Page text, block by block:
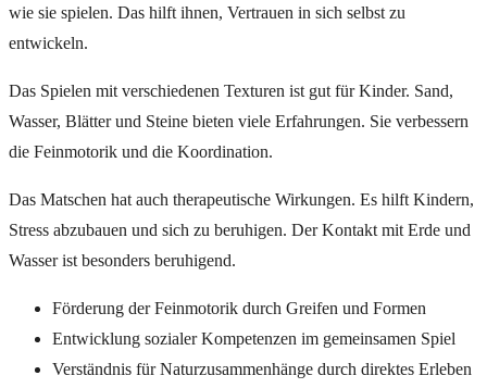
wie sie spielen. Das hilft ihnen, Vertrauen in sich selbst zu
entwickeln.
Das Spielen mit verschiedenen Texturen ist gut für Kinder. Sand,
Wasser, Blätter und Steine bieten viele Erfahrungen. Sie verbessern
die Feinmotorik und die Koordination.
Das Matschen hat auch therapeutische Wirkungen. Es hilft Kindern,
Stress abzubauen und sich zu beruhigen. Der Kontakt mit Erde und
Wasser ist besonders beruhigend.
Förderung der Feinmotorik durch Greifen und Formen
Entwicklung sozialer Kompetenzen im gemeinsamen Spiel
Verständnis für Naturzusammenhänge durch direktes Erleben